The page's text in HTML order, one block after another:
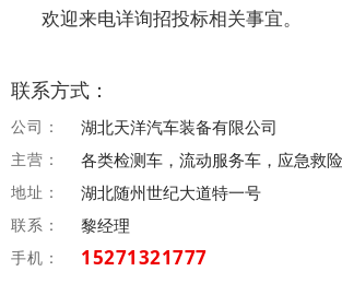
欢迎来电详询招投标相关事宜。
联系方式：
公司： 湖北天洋汽车装备有限公司
主营： 各类检测车，流动服务车，应急救
地址： 湖北随州世纪大道特一号
联系： 黎经理
手机： 15271321777